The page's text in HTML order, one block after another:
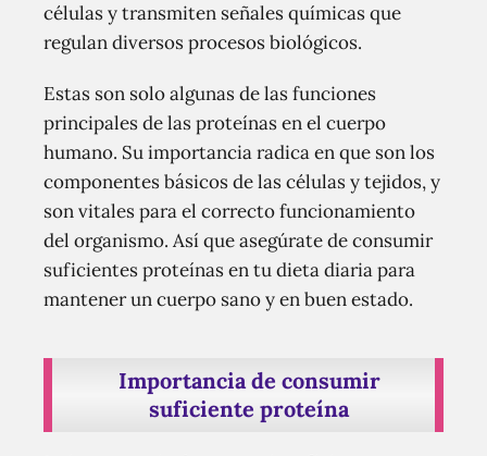
células y transmiten señales químicas que
regulan diversos procesos biológicos.
Estas son solo algunas de las funciones
principales de las proteínas en el cuerpo
humano. Su importancia radica en que son los
componentes básicos de las células y tejidos, y
son vitales para el correcto funcionamiento
del organismo. Así que asegúrate de consumir
suficientes proteínas en tu dieta diaria para
mantener un cuerpo sano y en buen estado.
Importancia de consumir
suficiente proteína